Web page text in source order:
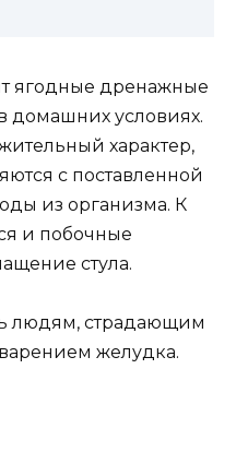
ягодные дренажные
домашних условиях.
характер,
с поставленной
из организма. К
и побочные
стула.
людям, страдающим
желудка.